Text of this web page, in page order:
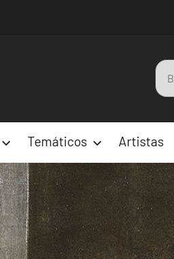
Temáticos Artistas